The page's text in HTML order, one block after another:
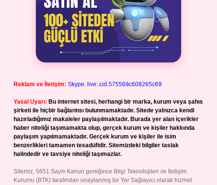
Reklam ve İletişim: Skype: live:.cid.575569c608265c69
Yasal Uyarı: Bu internet sitesi, herhangi bir marka, kurum veya şahıs
şirketi ile hiçbir bağlantısı bulunmamaktadır. Sitede yalnızca kendi
hazırladığımız makaleler paylaşılmaktadır. Burada yer alan içerikler
haber niteliği taşımamakta olup, gerçek kurum ve kişiler hakkında
paylaşım yapılmamaktadır. Gerçek kurum ve kişiler ile isim
benzerlikleri tamamen tesadüfidir. Sitemizdeki bilgiler taslak
halindedir ve tavsiye niteliği taşımazlar.
Sitemiz, 5651 Sayılı Kanun gereğince Bilgi Teknolojileri ve İletişim
Kurumu (BTK) tarafından onaylanmış bir Yer Sağlayıcı olarak hizmet